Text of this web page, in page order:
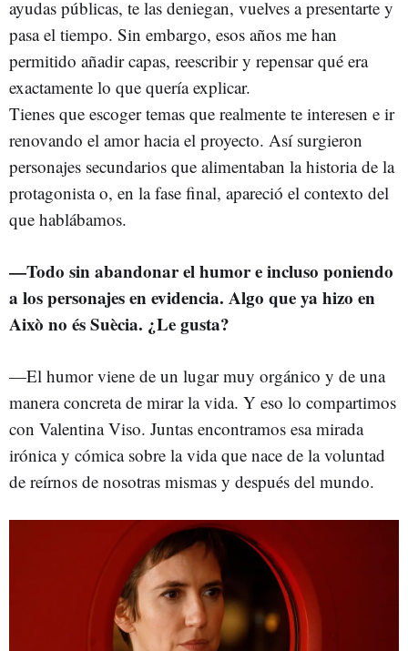
ayudas públicas, te las deniegan, vuelves a presentarte y
pasa el tiempo. Sin embargo, esos años me han
permitido añadir capas, reescribir y repensar qué era
exactamente lo que quería explicar.
Tienes que escoger temas que realmente te interesen e ir
renovando el amor hacia el proyecto. Así surgieron
personajes secundarios que alimentaban la historia de la
protagonista o, en la fase final, apareció el contexto del
que hablábamos.
—Todo sin abandonar el humor e incluso poniendo
a los personajes en evidencia. Algo que ya hizo en
Això no és Suècia. ¿Le gusta?
—El humor viene de un lugar muy orgánico y de una
manera concreta de mirar la vida. Y eso lo compartimos
con Valentina Viso. Juntas encontramos esa mirada
irónica y cómica sobre la vida que nace de la voluntad
de reírnos de nosotras mismas y después del mundo.